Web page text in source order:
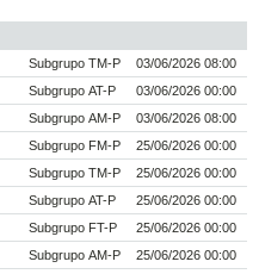
Subgrupo TM-P
03/06/2026 08:00
Subgrupo AT-P
03/06/2026 00:00
Subgrupo AM-P
03/06/2026 08:00
Subgrupo FM-P
25/06/2026 00:00
Subgrupo TM-P
25/06/2026 00:00
Subgrupo AT-P
25/06/2026 00:00
Subgrupo FT-P
25/06/2026 00:00
Subgrupo AM-P
25/06/2026 00:00